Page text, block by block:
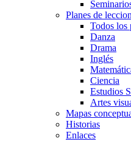
Planes de
Todos los
Danza
Drama
Inglés
Ciencia
Estudios
Artes
Mapas
Historias
Enlaces